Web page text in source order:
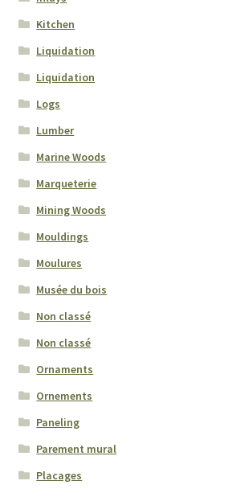
Kitchen
Liquidation
Liquidation
Logs
Lumber
Marine Woods
Marqueterie
Mining Woods
Mouldings
Moulures
Musée du bois
Non classé
Non classé
Ornaments
Ornements
Paneling
Parement mural
Placages